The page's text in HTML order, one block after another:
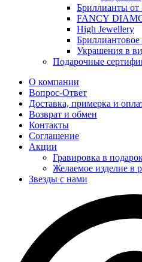
Бриллианты от
FANCY
High Jewellery
Украшения в
Подарочные
О компании
Вопрос-Ответ
Доставка, примерка и
Возврат и обмен
Контакты
Соглашение
Акции
Гравировка в
Желаемое изделие в
Звезды с нами